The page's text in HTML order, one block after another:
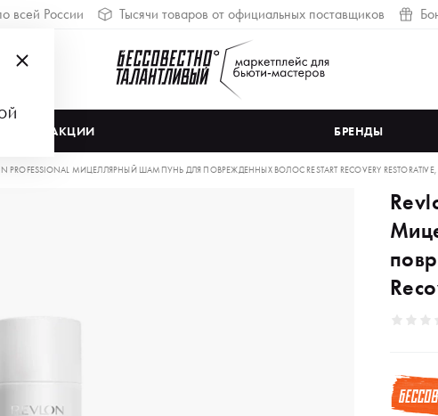
всей России Тысячи товаров от официальных поставщиков
АКЦИИ БРЕНДЫ
PROFESSIONAL МИЦЕЛЛЯРНЫЙ ШАМПУНЬ ДЛЯ ПОВРЕЖДЕННЫХ ВОЛОС RESTART RECOVERY